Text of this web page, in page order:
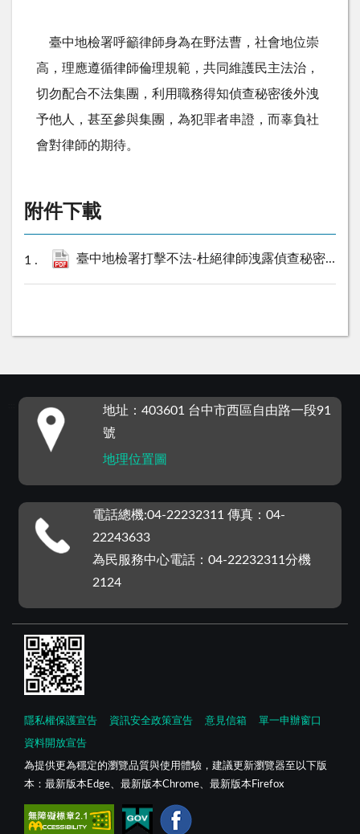
臺中地檢署呼籲律師身為在野法曹，社會地位崇
高，理應遵循律師倫理規範，共同維護民主法治，
切勿配合不法集團，利用職務得知偵查秘密後外洩
予他人，甚至參與集團，為犯罪者串證，而辜負社
會對律師的期待。
附件下載
臺中地檢署打擊不法-杜絕律師洩露偵查秘密.pdf
地址：403601 台中市西區自由路一段91
號
地理位置圖
電話總機:04-22232311 傳真：04-
22243633
為民服務中心電話：04-22232311分機
2124
隱私權保護宣告 資訊安全政策宣告 意見信箱 單一申辦窗口
資料開放宣告
為提供更為穩定的瀏覽品質與使用體驗，建議更新瀏覽器至以下版
本：最新版本Edge、最新版本Chrome、最新版本Firefox